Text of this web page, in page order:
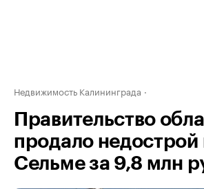
Недвижимость Калининграда
Правительство
продало недострой
Сельме за 9,8 млн